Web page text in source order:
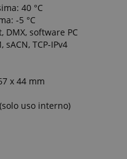
40 °C
-5 °C
software PC
TCP-IPv4
x 44 mm
uso interno)